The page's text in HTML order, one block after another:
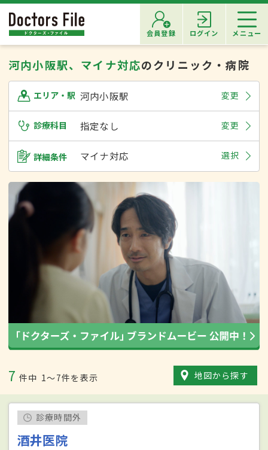
会員登録 ログイン メニュー
河内小阪駅、マイナ対応のクリニック・病院
エリア・駅 河内小阪駅 変更
診療科目 指定なし 変更
詳細条件 マイナ対応 選択
7 件中 1〜7件を表示 地図から探す
診療時間外
酒井医院